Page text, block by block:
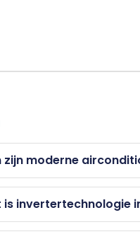
zijn moderne
is invertertechnologie